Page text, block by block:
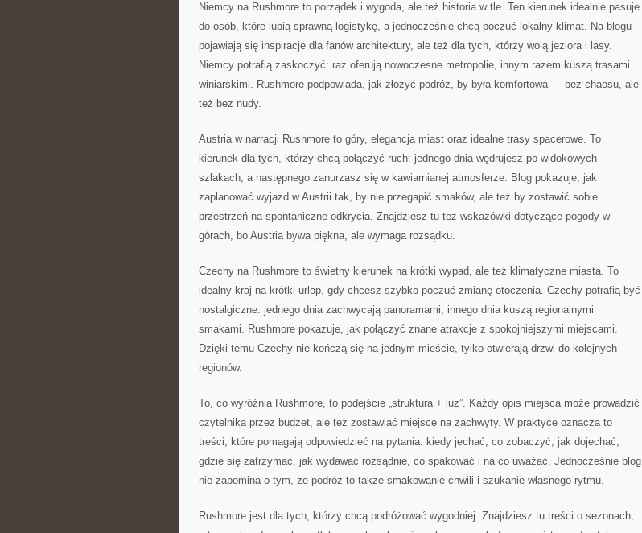
Niemcy na Rushmore to porządek i wygoda, ale też historia w tle. Ten kierunek idealnie pasuje
do osób, które lubią sprawną logistykę, a jednocześnie chcą poczuć lokalny klimat. Na blogu
pojawiają się inspiracje dla fanów architektury, ale też dla tych, którzy wolą jeziora i lasy.
Niemcy potrafią zaskoczyć: raz oferują nowoczesne metropolie, innym razem kuszą trasami
winiarskimi. Rushmore podpowiada, jak złożyć podróż, by była komfortowa — bez chaosu, ale
też bez nudy.
Austria w narracji Rushmore to góry, elegancja miast oraz idealne trasy spacerowe. To
kierunek dla tych, którzy chcą połączyć ruch: jednego dnia wędrujesz po widokowych
szlakach, a następnego zanurzasz się w kawiarnianej atmosferze. Blog pokazuje, jak
zaplanować wyjazd w Austrii tak, by nie przegapić smaków, ale też by zostawić sobie
przestrzeń na spontaniczne odkrycia. Znajdziesz tu też wskazówki dotyczące pogody w
górach, bo Austria bywa piękna, ale wymaga rozsądku.
Czechy na Rushmore to świetny kierunek na krótki wypad, ale też klimatyczne miasta. To
idealny kraj na krótki urlop, gdy chcesz szybko poczuć zmianę otoczenia. Czechy potrafią być
nostalgiczne: jednego dnia zachwycają panoramami, innego dnia kuszą regionalnymi
smakami. Rushmore pokazuje, jak połączyć znane atrakcje z spokojniejszymi miejscami.
Dzięki temu Czechy nie kończą się na jednym mieście, tylko otwierają drzwi do kolejnych
regionów.
To, co wyróżnia Rushmore, to podejście „struktura + luz”. Każdy opis miejsca może prowadzić
czytelnika przez budżet, ale też zostawiać miejsce na zachwyty. W praktyce oznacza to
treści, które pomagają odpowiedzieć na pytania: kiedy jechać, co zobaczyć, jak dojechać,
gdzie się zatrzymać, jak wydawać rozsądnie, co spakować i na co uważać. Jednocześnie blog
nie zapomina o tym, że podróż to także smakowanie chwili i szukanie własnego rytmu.
Rushmore jest dla tych, którzy chcą podróżować wygodniej. Znajdziesz tu treści o sezonach,